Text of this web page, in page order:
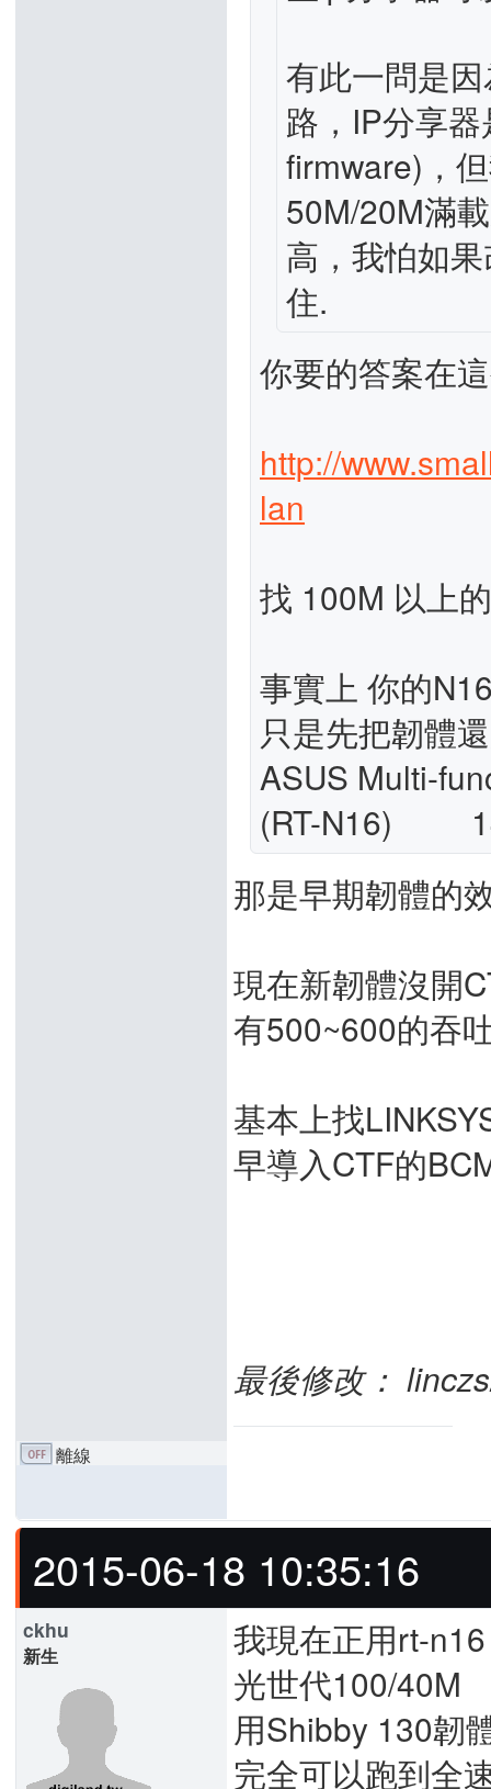
有此一問是
路，IP分享
firmware)，
50M/20M滿
高，我怕如
住.
你要的答案在
http://
lan
找 100M 以上
事實上 你的
只是先把韌體
ASUS Multi-
(RT-N16)
那是早期韌體的
現在新韌體沒開
有500~600的吞
基本上找
早導入CTF的
最後修改：
離線
2015-06-18 10:35:16
ckhu
新生
我現在正用rt-n16
光世代100/40M
用Shibby 130韌
完全可以跑到全